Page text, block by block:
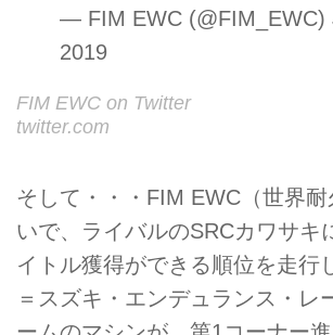
— FIM EWC (@FIM_EWC)
2019
FIM EWC on Twitter
twitter.com
そして・・・FIM EWC（世界
いで、ライバルのSRCカワサキ
イトル獲得ができる順位を走行
＝スズキ・エンデュランス・レ